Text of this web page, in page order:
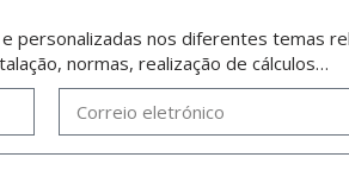
nos diferentes temas
normas, realização de cálculos…